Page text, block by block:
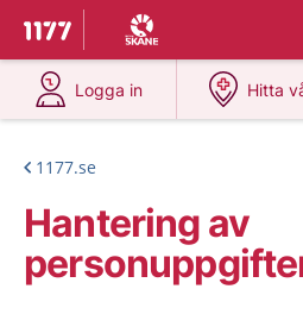
Till startsidan för 1177
Du har valt region
Logga in
på 1177.se
Hitta
på
1177.se
Hantering av